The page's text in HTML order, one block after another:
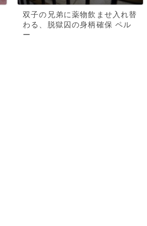
双子の兄弟に薬物飲ませ入れ替
わる、脱獄囚の身柄確保 ペル
ー